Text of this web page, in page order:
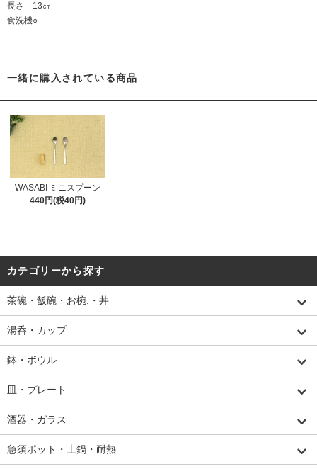
長さ 13㎝
食洗機○
一緒に購入されている商品
WASABI ミニスプーン
440円(税40円)
カテゴリーから探す
茶碗・飯碗・お椀.・丼
湯呑・カップ
鉢・ボウル
皿・プレート
酒器・ガラス
急須ポット・土鍋・耐熱